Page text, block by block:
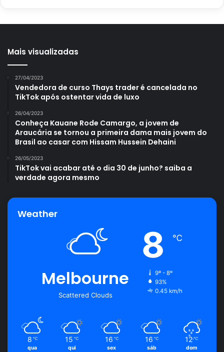
Mais visualizadas
27/04/2023
Vendedora de curso Thays trader é cancelada no
TikTok após ostentar vida de luxo
26/04/2023
Conheça Kauane Rode Camargo, a jovem de
Araucária se tornou a primeira dama mais jovem do
Brasil ao casar com Hissam Hussein Dehaini
26/05/2023
TikTok vai acabar até o dia 30 de junho? saiba a
verdade agora mesmo
Weather
Melbourne
Scattered Clouds
8 ℃
9º - 8º
93%
0.45 km/h
8 ℃
qua
15 ℃
qui
16 ℃
sex
16 ℃
sáb
12 ℃
dom